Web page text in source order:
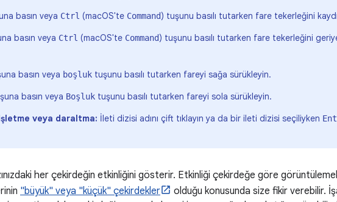
basın veya Ctrl (macOS'te Command) tuşunu basılı tutarken fare tekerleğini
basın veya Ctrl (macOS'te Command) tuşunu basılı tutarken fare tekerleğini
basın veya boşluk tuşunu basılı tutarken fareyi sağa sürükleyin.
basın veya Boşluk tuşunu basılı tutarken fareyi sola sürükleyin.
veya daraltma: İleti dizisi adını çift tıklayın ya da bir ileti dizisi seçiliyken
her çekirdeğin etkinliğini gösterir. Etkinliği çekirdeğe göre
"büyük" veya "küçük" çekirdekler
olduğu konusunda size fikir verebilir.